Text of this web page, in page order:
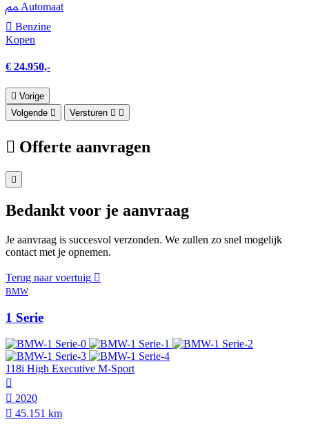
Automaat
Benzine
Kopen
€ 24.950,-
Vorige
Volgende
Versturen
Offerte aanvragen
Bedankt voor je aanvraag
Je aanvraag is succesvol verzonden. We zullen zo snel mogelijk
contact met je opnemen.
Terug naar voertuig
BMW
1 Serie
118i High Executive M-Sport
2020
45.151 km